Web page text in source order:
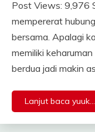
Post Views: 9,976
mempererat
bersama. Apalagi
memiliki
berdua jadi makin
Lanjut baca yuuk...